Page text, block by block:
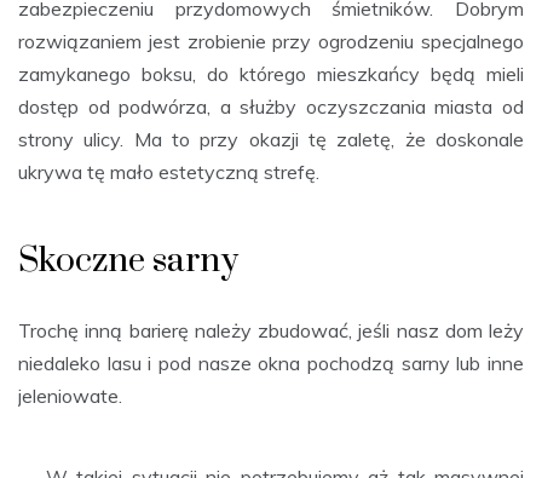
zabezpieczeniu przydomowych śmietników. Dobrym
rozwiązaniem jest zrobienie przy ogrodzeniu specjalnego
zamykanego boksu, do którego mieszkańcy będą mieli
dostęp od podwórza, a służby oczyszczania miasta od
strony ulicy. Ma to przy okazji tę zaletę, że doskonale
ukrywa tę mało estetyczną strefę.
Skoczne sarny
Trochę inną barierę należy zbudować, jeśli nasz dom leży
niedaleko lasu i pod nasze okna pochodzą sarny lub inne
jeleniowate.